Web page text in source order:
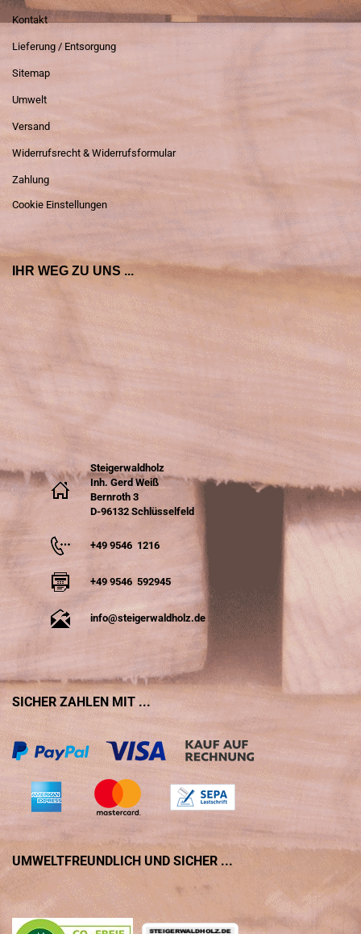
Kontakt
Lieferung / Entsorgung
Sitemap
Umwelt
Versand
Widerrufsrecht & Widerrufsformular
Zahlung
Cookie Einstellungen
IHR WEG ZU UNS ...
Steigerwaldholz
Inh. Gerd Weiß
Bernroth 3
D-96132 Schlüsselfeld
+49 9546 1216
+49 9546 592945
info@steigerwaldholz.de
SICHER ZAHLEN MIT ...
UMWELTFREUNDLICH UND SICHER ...